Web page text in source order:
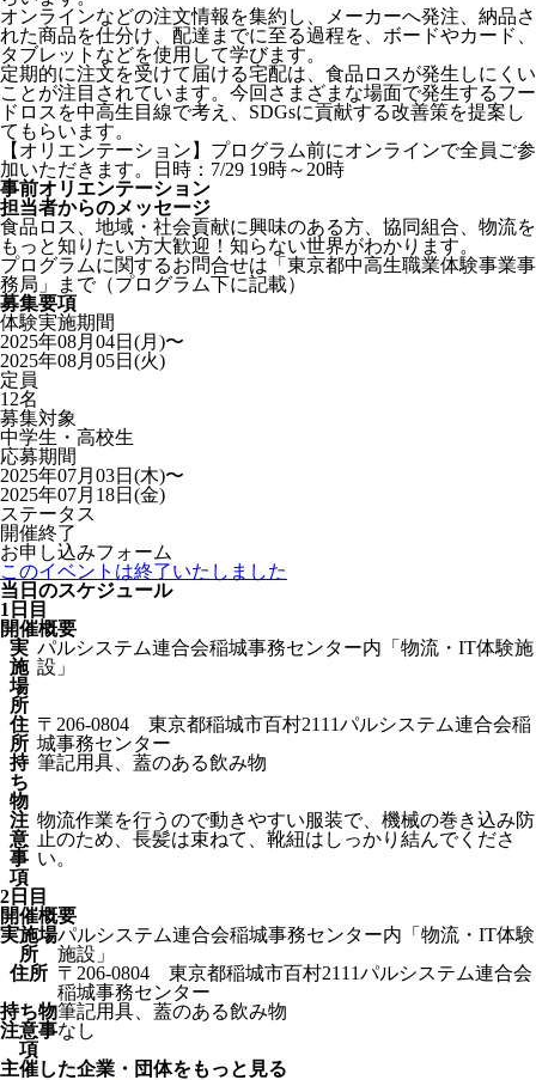
オンラインなどの注文情報を集約し、メーカーへ発注、納品さ
れた商品を仕分け、配達までに至る過程を、ボードやカード、
タブレットなどを使用して学びます。
定期的に注文を受けて届ける宅配は、食品ロスが発生しにくい
ことが注目されています。今回さまざまな場面で発生するフー
ドロスを中高生目線で考え、SDGsに貢献する改善策を提案し
てもらいます。
【オリエンテーション】プログラム前にオンラインで全員ご参
加いただきます。日時：7/29 19時～20時
事前オリエンテーション
担当者からのメッセージ
食品ロス、地域・社会貢献に興味のある方、協同組合、物流を
もっと知りたい方大歓迎！知らない世界がわかります。
プログラムに関するお問合せは「東京都中高生職業体験事業事
務局」まで（プログラム下に記載）
募集要項
体験実施期間
2025年08月04日(月)〜
2025年08月05日(火)
定員
12名
募集対象
中学生・高校生
応募期間
2025年07月03日(木)〜
2025年07月18日(金)
ステータス
開催終了
お申し込みフォーム
このイベントは終了いたしました
当日のスケジュール
1日目
開催概要
実
施
場
所
パルシステム連合会稲城事務センター内「物流・IT体験施
設」
住
所
〒206-0804 東京都稲城市百村2111パルシステム連合会稲
城事務センター
持
ち
物
筆記用具、蓋のある飲み物
注
意
事
項
物流作業を行うので動きやすい服装で、機械の巻き込み防
止のため、長髪は束ねて、靴紐はしっかり結んでくださ
い。
2日目
開催概要
実施場
所
パルシステム連合会稲城事務センター内「物流・IT体験
施設」
住所 〒206-0804 東京都稲城市百村2111パルシステム連合会
稲城事務センター
持ち物筆記用具、蓋のある飲み物
注意事
項
なし
主催した企業・団体をもっと見る